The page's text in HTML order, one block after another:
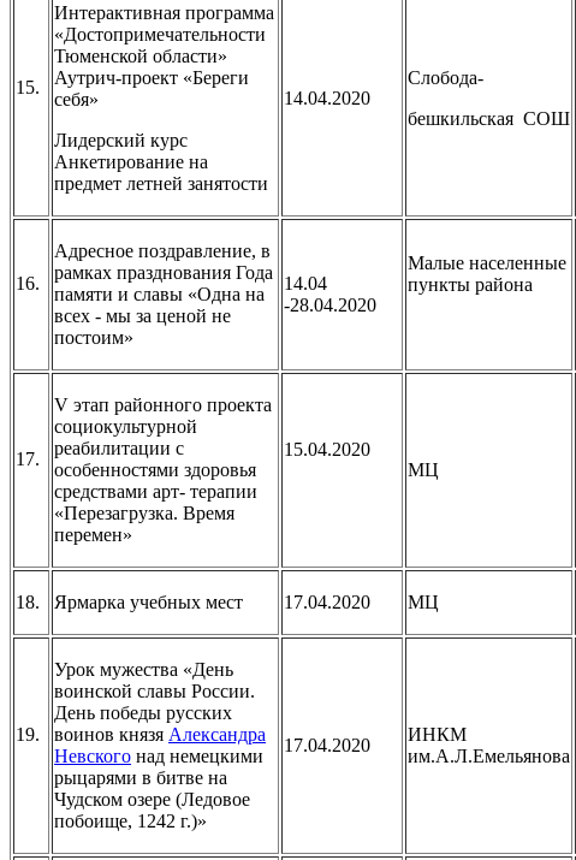
15.
Интерактивная программа
«Достопримечательности
Тюменской области»
Аутрич-проект «Береги
себя»
Лидерский курс
Анкетирование на
предмет летней занятости
14.04.2020
Слобода-
бешкильская СОШ
16.
Адресное поздравление, в
рамках празднования Года
памяти и славы «Одна на
всех - мы за ценой не
постоим»
14.04
-28.04.2020
Малые населенные
пункты района
17.
V этап районного проекта
социокультурной
реабилитации с
особенностями здоровья
средствами арт- терапии
«Перезагрузка. Время
перемен»
15.04.2020
МЦ
18. Ярмарка учебных мест 17.04.2020 МЦ
19.
Урок мужества «День
воинской славы России.
День победы русских
воинов князя Александра
Невского над немецкими
рыцарями в битве на
Чудском озере (Ледовое
побоище, 1242 г.)»
17.04.2020
ИНКМ
им.А.Л.Емельянова